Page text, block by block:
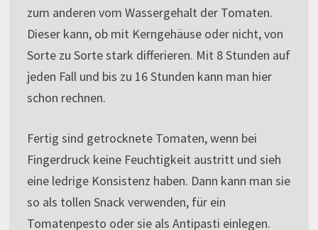
zum anderen vom Wassergehalt der Tomaten.
Dieser kann, ob mit Kerngehäuse oder nicht, von
Sorte zu Sorte stark differieren. Mit 8 Stunden auf
jeden Fall und bis zu 16 Stunden kann man hier
schon rechnen.
Fertig sind getrocknete Tomaten, wenn bei
Fingerdruck keine Feuchtigkeit austritt und sieh
eine ledrige Konsistenz haben. Dann kann man sie
so als tollen Snack verwenden, für ein
Tomatenpesto oder sie als Antipasti einlegen.